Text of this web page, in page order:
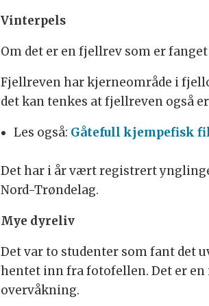
Vinterpels
Om det er en fjellrev som er
Fjellreven har kjerneområde i
det kan tenkes at fjellreven også
Les også: Gåtefull kjempefisk
Det har i år vært registrert
Nord-Trøndelag.
Mye dyreliv
Det var to studenter som fant det
hentet inn fra fotofellen. Det er
overvåkning.